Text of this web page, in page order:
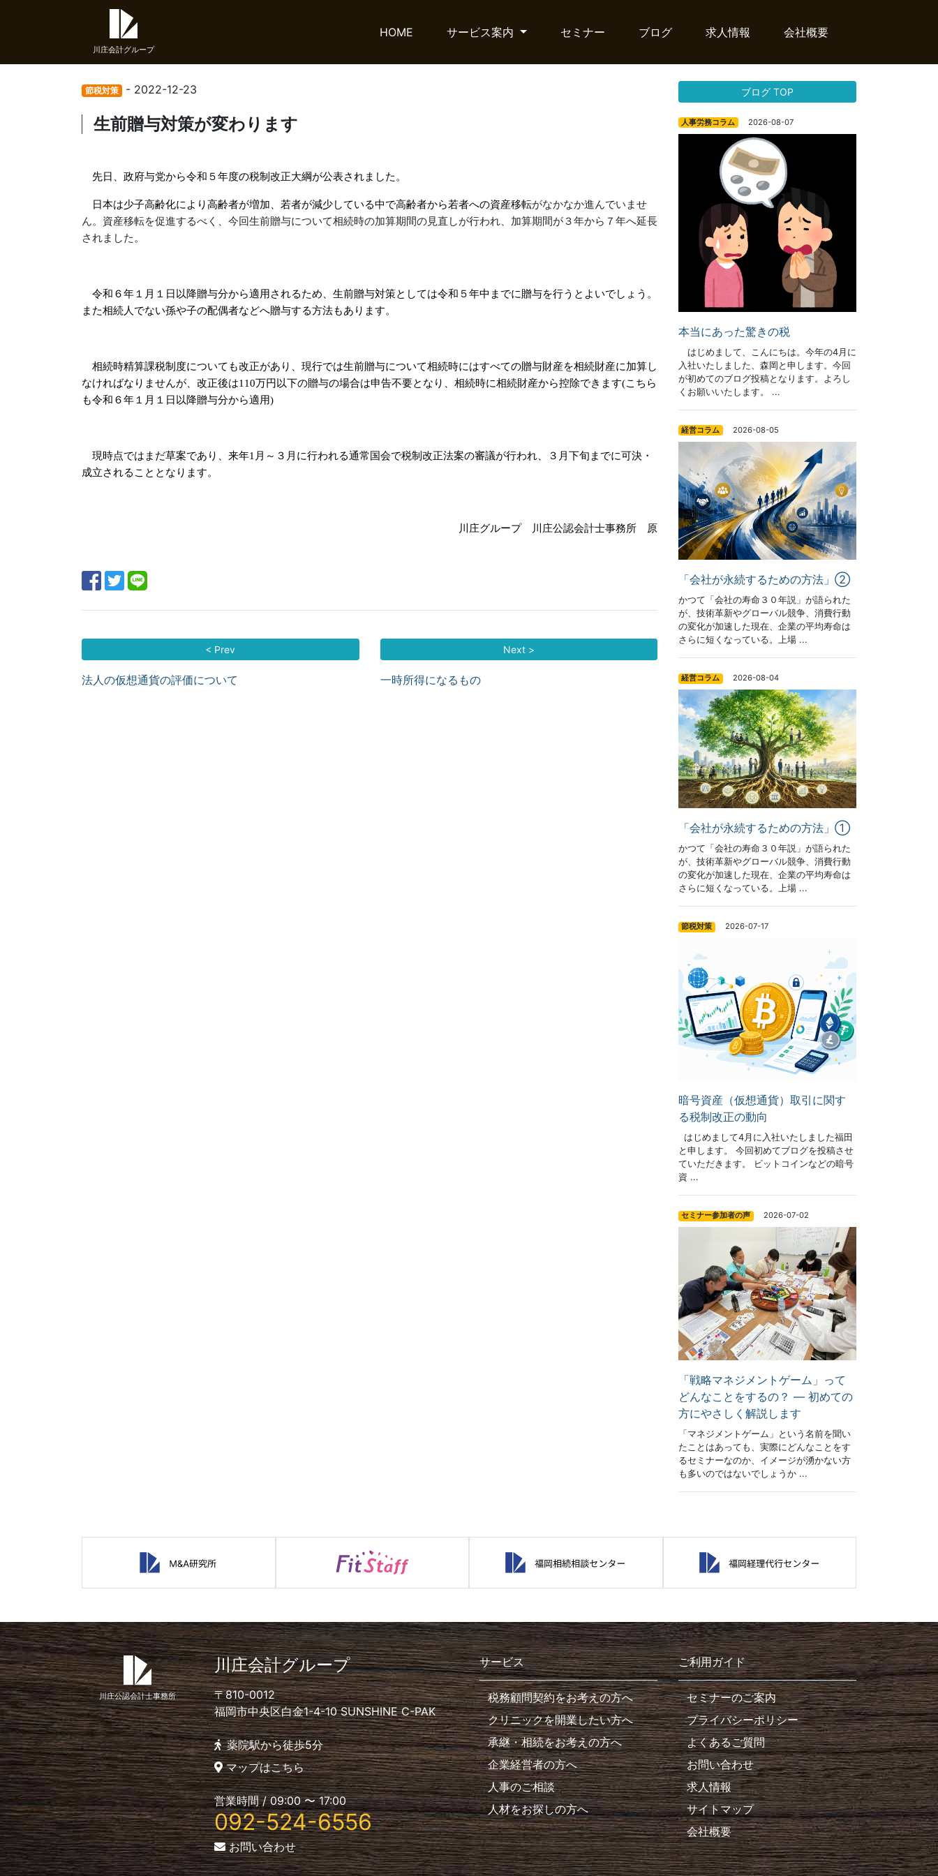
川庄会計グループ
HOME サービス案内 セミナー ブログ 求人情報 会社概要
節税対策 - 2022-12-23
生前贈与対策が変わります
先日、政府与党から令和５年度の税制改正大綱が公表されました。
日本は少子高齢化により高齢者が増加、若者が減少している中で高齢者から若者への資産移転がなかなか進んでいませ
ん。資産移転を促進するべく、今回生前贈与について相続時の加算期間の見直しが行われ、加算期間が３年から７年へ延長
されました。
令和６年１月１日以降贈与分から適用されるため、生前贈与対策としては令和５年中までに贈与を行うとよいでしょう。
また相続人でない孫や子の配偶者などへ贈与する方法もあります。
相続時精算課税制度についても改正があり、現行では生前贈与について相続時にはすべての贈与財産を相続財産に加算し
なければなりませんが、改正後は110万円以下の贈与の場合は申告不要となり、相続時に相続財産から控除できます(こちら
も令和６年１月１日以降贈与分から適用)
現時点ではまだ草案であり、来年1 月～３月に行われる通常国会で税制改正法案の審議が行われ、３月下旬までに可決・
成立されることとなります。
川庄グループ 川庄公認会計士事務所 原
< Prev
法人の仮想通貨の評価について
Next >
一時所得になるもの
ブログ TOP
人事労務コラム 2026-08-07
本当にあった驚きの税
はじめまして、こんにちは。今年の4月に
入社いたしました、森岡と申します。今回
が初めてのブログ投稿となります。よろし
くお願いいたします。 ...
経営コラム 2026-08-05
「会社が永続するための方法」②
かつて「会社の寿命３０年説」が語られた
が、技術革新やグローバル競争、消費行動
の変化が加速した現在、企業の平均寿命は
さらに短くなっている。上場 ...
経営コラム 2026-08-04
「会社が永続するための方法」①
かつて「会社の寿命３０年説」が語られた
が、技術革新やグローバル競争、消費行動
の変化が加速した現在、企業の平均寿命は
さらに短くなっている。上場 ...
節税対策 2026-07-17
暗号資産（仮想通貨）取引に関す
る税制改正の動向
はじめまして4月に入社いたしました福田
と申します。 今回初めてブログを投稿させ
ていただきます。 ビットコインなどの暗号
資 ...
セミナー参加者の声 2026-07-02
「戦略マネジメントゲーム」って
どんなことをするの？ ― 初めての
方にやさしく解説します
「マネジメントゲーム」という名前を聞い
たことはあっても、実際にどんなことをす
るセミナーなのか、イメージが湧かない方
も多いのではないでしょうか ...
川庄公認会計士事務所
川庄会計グループ
〒810-0012
福岡市中央区白金1-4-10 SUNSHINE C-PAK
薬院駅から徒歩5分
マップはこちら
営業時間 / 09:00 〜 17:00
092-524-6556
お問い合わせ
サービス
税務顧問契約をお考えの方へ
クリニックを開業したい方へ
承継・相続をお考えの方へ
企業経営者の方へ
人事のご相談
人材をお探しの方へ
ご利用ガイド
セミナーのご案内
プライバシーポリシー
よくあるご質問
お問い合わせ
求人情報
サイトマップ
会社概要